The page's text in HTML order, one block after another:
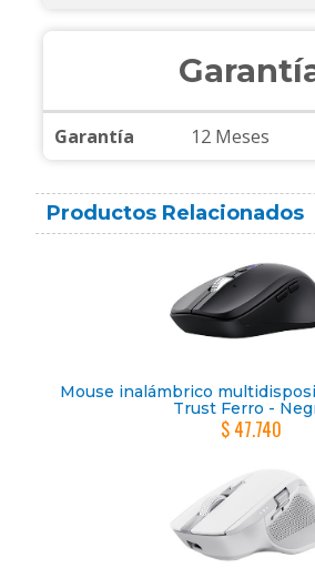
Garantía 12 Meses
Productos Relacionados
Mouse inalámbrico
Trust Ferro -
$ 47.740